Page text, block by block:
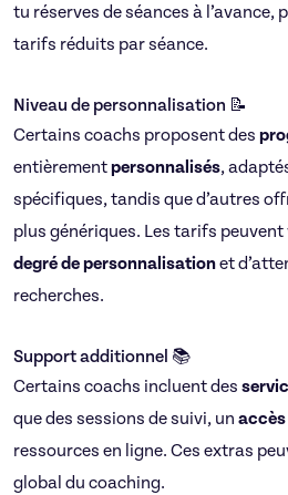
tu réserves de séances à l’avance,
tarifs réduits par séance.
Niveau de personnalisation 📝
Certains coachs proposent des
entièrementpersonnalisés,
spécifiques, tandis que d’autres
plus génériques. Les tarifs
degré de personnalisationet
recherches.
Support additionnel 📚
Certains coachs incluent des
que des sessions de suivi, un
ressources en ligne. Ces extras
global du coaching.